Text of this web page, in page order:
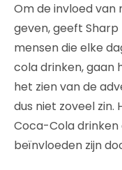
Om de invloed
geven, geeft
mensen die elke
cola drinken, gaan
het zien van de
dus niet zoveel zin.
Coca-Cola drinken
beïnvloeden zijn